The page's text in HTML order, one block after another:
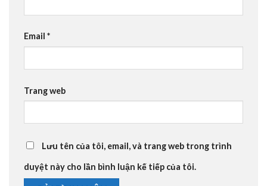
Email *
Trang web
Lưu tên của tôi, email, và trang web trong trình
duyệt này cho lần bình luận kế tiếp của tôi.